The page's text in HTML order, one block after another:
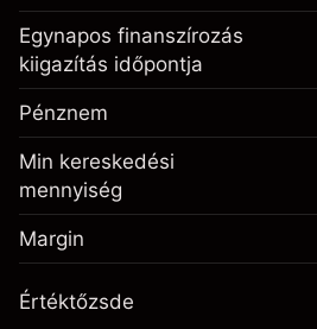
Fedezet. A befektetése
Egynapos finanszírozás
kiigazítás
A pozíció teljes értékéből
származó díjak
Ügyletméret tőkeáttétellel ~
Tőkeáttételből származó
Ugrás a platformra
Fedezet. A befektetése
Egynapos finanszírozás
kiigazítás
származó díjak
Egynapos finanszírozás
kiigazítás időpontja
Pénznem
Min kereskedési
mennyiség
Margin
Értéktőzsde